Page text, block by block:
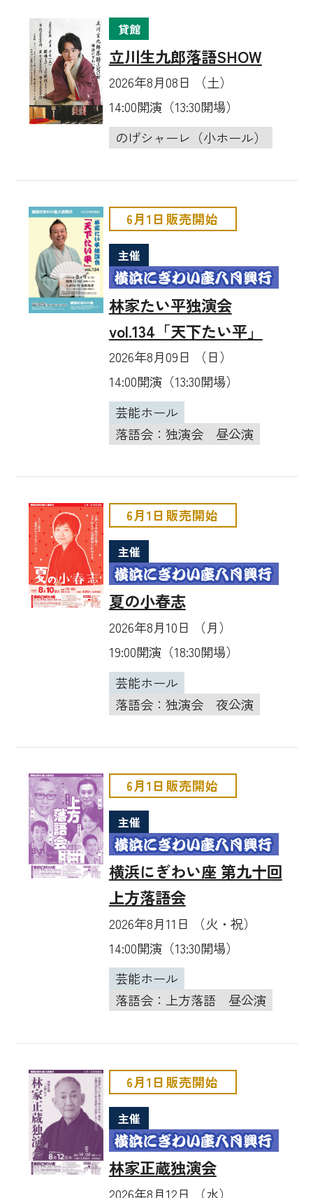
貸館
立川生九郎落語SHOW
2026年8月08日 （土）
14:00開演（13:30開場）
のげシャーレ（小ホール）
6月1日販売開始
主催
林家たい平独演会
vol.134「天下たい平」
2026年8月09日 （日）
14:00開演（13:30開場）
芸能ホール
落語会：独演会
昼公演
6月1日販売開始
主催
夏の小春志
2026年8月10日 （月）
19:00開演（18:30開場）
芸能ホール
落語会：独演会
夜公演
6月1日販売開始
主催
横浜にぎわい座 第九十回
上方落語会
2026年8月11日 （火・祝）
14:00開演（13:30開場）
芸能ホール
落語会：上方落語
昼公演
6月1日販売開始
主催
林家正蔵独演会
2026年8月12日 （水）